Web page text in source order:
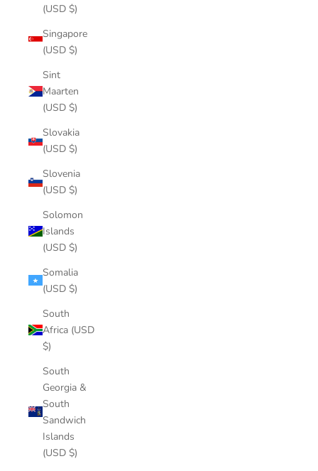
(USD $)
Singapore
(USD $)
Sint
Maarten
(USD $)
Slovakia
(USD $)
Slovenia
(USD $)
Solomon
Islands
(USD $)
Somalia
(USD $)
South
Africa (USD
$)
South
Georgia &
South
Sandwich
Islands
(USD $)